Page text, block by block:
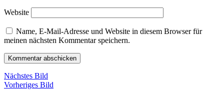
Website
Name, E-Mail-Adresse und Website in diesem Browser für
meinen nächsten Kommentar speichern.
Nächstes Bild
Vorheriges Bild